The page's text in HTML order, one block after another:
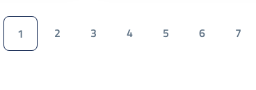
1 2 3 4 5 6 7